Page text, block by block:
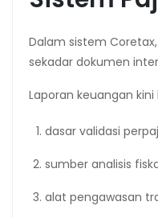
Dalam sistem
sekadar dokumen
Laporan keuangan
dasar validasi
sumber analisis
alat pengawasan